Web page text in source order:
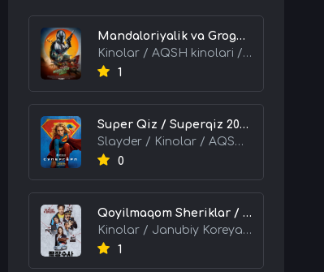
Mandaloriyalik va Grogu 2026 HD Uzbek tilida Tarjima kino skachat tas-ix
Kinolar / AQSH kinolari / Tarjima kinolar
1
Super Qiz / Superqiz 2026 HD Uzbek tilida Tarjima kino skachat tas-ix
Slayder / Kinolar / AQSH kinolari / Tarjima kinolar
0
Qoyilmaqom Sheriklar / Ideal Hamkorlar / Eng Kuchli Duet 2026 HD Uzbek tilida Tarjima kino skachat tas-ix
Kinolar / Janubiy Koreya kinolari / Tarjima kinolar
1